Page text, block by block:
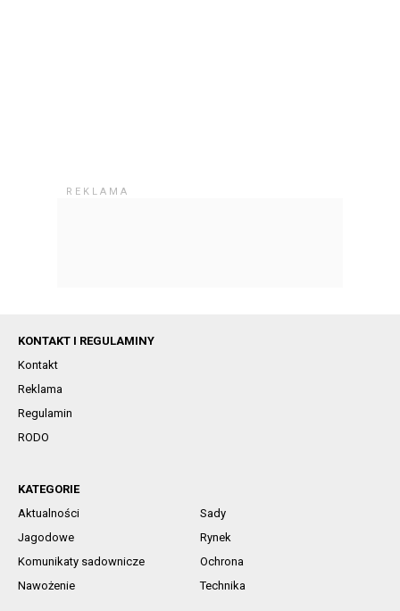
KONTAKT I REGULAMINY
Kontakt
Reklama
Regulamin
RODO
KATEGORIE
Aktualności
Sady
Jagodowe
Rynek
Komunikaty sadownicze
Ochrona
Nawożenie
Technika